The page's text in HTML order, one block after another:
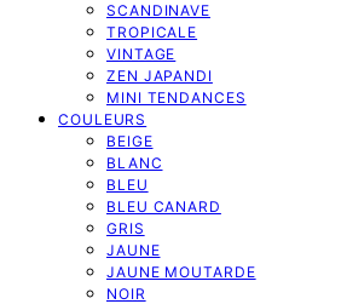
SCANDINAVE
TROPICALE
VINTAGE
ZEN JAPANDI
MINI TENDANCES
COULEURS
BEIGE
BLANC
BLEU
BLEU CANARD
GRIS
JAUNE
JAUNE MOUTARDE
NOIR